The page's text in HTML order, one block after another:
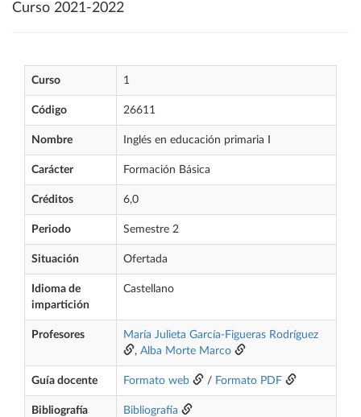
Curso 2021-2022
Curso 1
Código 26611
Nombre Inglés en educación primaria I
Carácter Formación Básica
Créditos 6,0
Periodo Semestre 2
Situación Ofertada
Idioma de
impartición
Castellano
Profesores
María Julieta García-Figueras Rodríguez
, Alba Morte Marco
Guía docente Formato web / Formato PDF
Bibliografía
Bibliografía